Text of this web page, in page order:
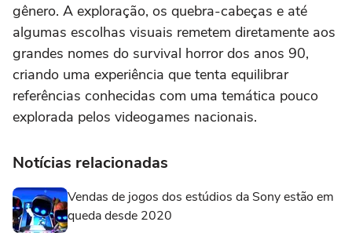
gênero. A exploração, os quebra-cabeças e até
algumas escolhas visuais remetem diretamente aos
grandes nomes do survival horror dos anos 90,
criando uma experiência que tenta equilibrar
referências conhecidas com uma temática pouco
explorada pelos videogames nacionais.
Notícias relacionadas
Vendas de jogos dos estúdios da Sony estão em
queda desde 2020